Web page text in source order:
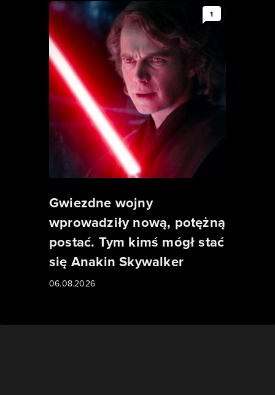
1
Gwiezdne wojny
wprowadziły nową, potężną
postać. Tym kimś mógł stać
się Anakin Skywalker
06.08.2026